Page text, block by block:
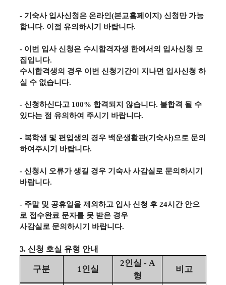
- 기숙사 입사신청은 온라인 (본교홈페이지 ) 신청만 가능
합니다. 이점 유의하시기 바랍니다.
- 이번 입사 신청은 수시합격자생 한에서의 입사신청 모
집입니다.
수시합격생의 경우 이번 신청기간이 지나면 입사신청 하
실 수 없습니다.
- 신청하신다고 100% 합격되지 않습니다. 불합격 될 수
있다는 점 유의하여 주시기 바랍니다.
- 복학생 및 편입생의 경우 백운생활관(기숙사)으로 문의
하여주시기 바랍니다.
- 신청시 오류가 생길 경우 기숙사 사감실로 문의하시기
바랍니다.
- 주말 및 공휴일을 제외하고 입사 신청 후 24시간 안으
로 접수완료 문자를 못 받은 경우
사감실로 문의하시기 바랍니다.
3. 신청 호실 유형 안내
구분 1인실
2인실 - A
형
비고